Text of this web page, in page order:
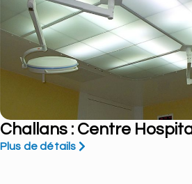
Challans : Centre
Plus de détails